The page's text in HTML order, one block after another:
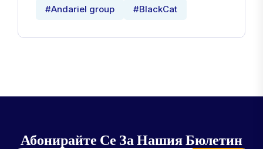
#Andariel group
#BlackCat
Абонирайте Се За Нашия Бюлетин